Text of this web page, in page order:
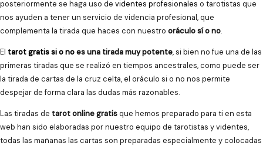
posteriormente se haga uso de videntes profesionales o tarotistas que
nos ayuden a tener un servicio de videncia profesional, que
complementa la tirada que haces con nuestro oráculo sí o no.
El tarot gratis si o noes una tirada muy potente, si bien no fue una de las
primeras tiradas que se realizó en tiempos ancestrales, como puede ser
la tirada de cartas de la cruz celta, el oráculo si o no nos permite
despejar de forma clara las dudas más razonables.
Las tiradas de tarot online gratisque hemos preparado para ti en esta
web han sido elaboradas por nuestro equipo de tarotistas y videntes,
todas las mañanas las cartas son preparadas especialmente y colocadas